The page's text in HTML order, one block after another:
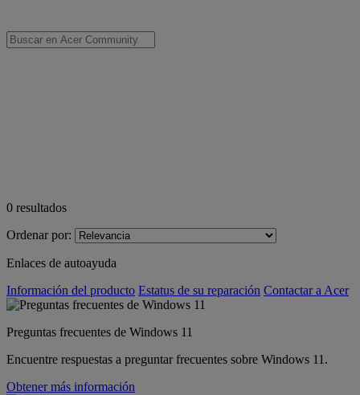
0 resultados
Ordenar por:
Enlaces de autoayuda
Información del producto Estatus de su reparación Contactar a Acer
Preguntas frecuentes de Windows 11
Encuentre respuestas a preguntar frecuentes sobre Windows 11.
Obtener más información